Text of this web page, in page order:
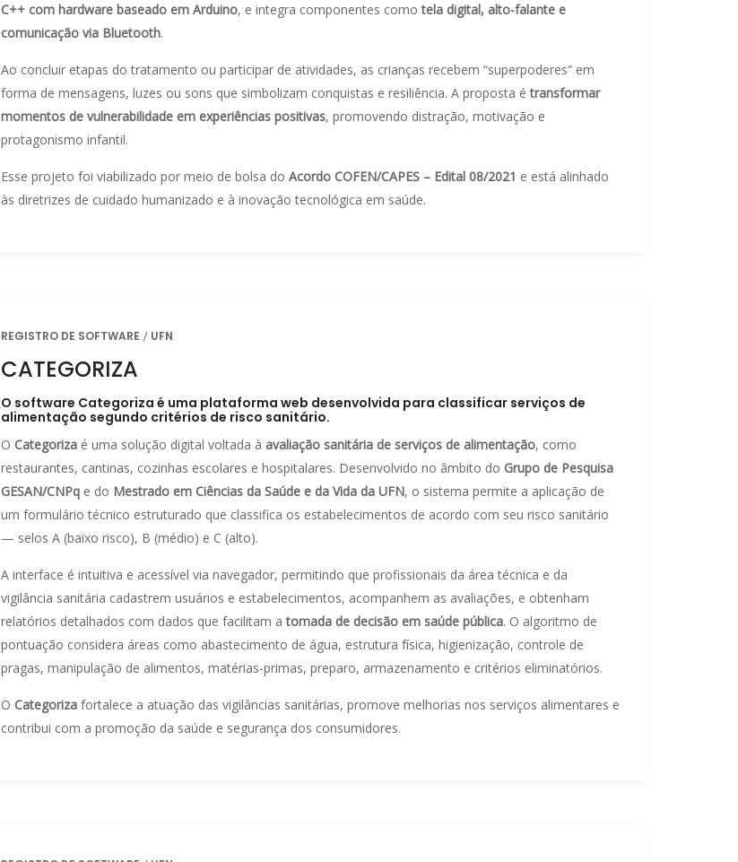
C++ com hardware baseado em Arduino, e integra componentes comotela digital, alto-falante e
comunicação via Bluetooth.
Ao concluir etapas do tratamento ou participar de atividades, as crianças recebem “superpoderes” em
forma de mensagens, luzes ou sons que simbolizam conquistas e resiliência. A proposta étransformar
momentos de vulnerabilidade em experiências positivas, promovendo distração, motivação e
protagonismo infantil.
Esse projeto foi viabilizado por meio de bolsa do Acordo COFEN/CAPES – Edital 08/2021 e está alinhado
às diretrizes de cuidado humanizado e à inovação tecnológica em saúde.
REGISTRO DE SOFTWARE UFN
CATEGORIZA
O software Categoriza é uma plataforma web desenvolvida para classificar serviços de
alimentação segundo critérios de risco sanitário.
O Categoriza é uma solução digital voltada à avaliação sanitária de serviços de alimentação, como
restaurantes, cantinas, cozinhas escolares e hospitalares. Desenvolvido no âmbito do Grupo de Pesquisa
GESAN/CNPq e do Mestrado em Ciências da Saúde e da Vida da UFN, o sistema permite a aplicação de
um formulário técnico estruturado que classifica os estabelecimentos de acordo com seu risco sanitário
— selos A (baixo risco), B (médio) e C (alto).
A interface é intuitiva e acessível via navegador, permitindo que profissionais da área técnica e da
vigilância sanitária cadastrem usuários e estabelecimentos, acompanhem as avaliações, e obtenham
relatórios detalhados com dados que facilitam atomada de decisão em saúde pública. O algoritmo de
pontuação considera áreas como abastecimento de água, estrutura física, higienização, controle de
pragas, manipulação de alimentos, matérias-primas, preparo, armazenamento e critérios eliminatórios.
O Categoriza fortalece a atuação das vigilâncias sanitárias, promove melhorias nos serviços alimentares e
contribui com a promoção da saúde e segurança dos consumidores.